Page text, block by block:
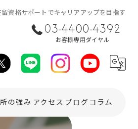
資格サポートでキャリアアップを目指す
03-4400-4392
お客様専用ダイヤル
の強み アクセス ブログ コラム